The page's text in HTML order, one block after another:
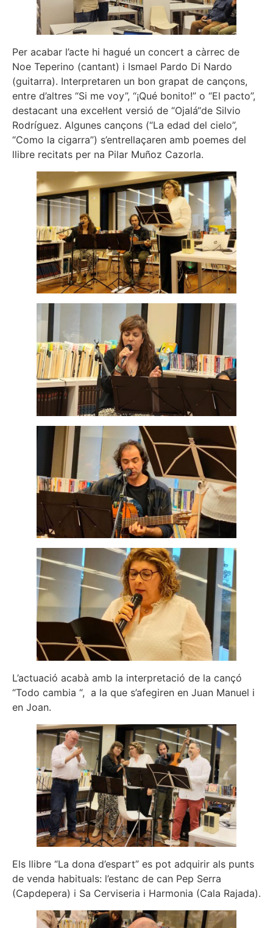
Per acabar l’acte hi hagué un concert a càrrec de
Noe Teperino (cantant) i Ismael Pardo Di Nardo
(guitarra). Interpretaren un bon grapat de cançons,
entre d’altres “Si me voy”, “¡Qué bonito!” o “El pacto”,
destacant una excel·lent versió de “Ojalá“de Silvio
Rodríguez. Algunes cançons (“La edad del cielo”,
“Como la cigarra”) s’entrellaçaren amb poemes del
llibre recitats per na Pilar Muñoz Cazorla.
L’actuació acabà amb la interpretació de la cançó
“Todo cambia “, a la que s’afegiren en Juan Manuel i
en Joan.
Els llibre “La dona d’espart” es pot adquirir als punts
de venda habituals: l’estanc de can Pep Serra
(Capdepera) i Sa Cerviseria i Harmonia (Cala Rajada).